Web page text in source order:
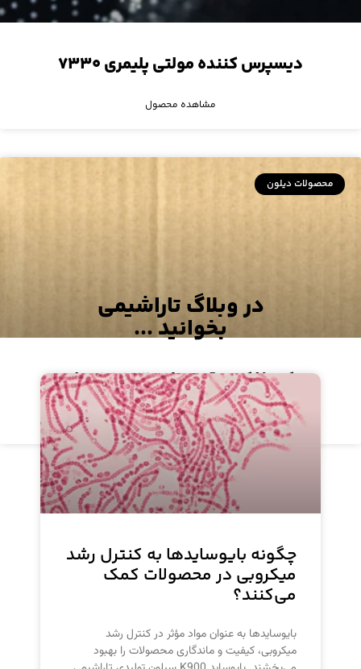
دیسپرس کننده مولتی پلیمری ۷۳۳۰
مشاهده محصول
محصولات دیلون
مرکب فلکسو قرمز وارم ۵۵۵۷۲ دیلون
مشاهده محصول
در وبلاگ تاراشیمی
بخوانید ...
چگونه بایوسایدها به کنترل رشد
میکروبی در محصولات کمک
می‌کنند؟
بایوسایدها به عنوان مواد مؤثر در کنترل رشد
میکروبی، کیفیت و ماندگاری محصولات را بهبود